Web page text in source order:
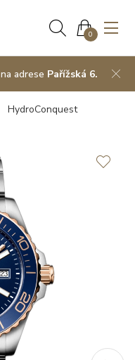
0
na adrese Pařížská 6.
HydroConquest